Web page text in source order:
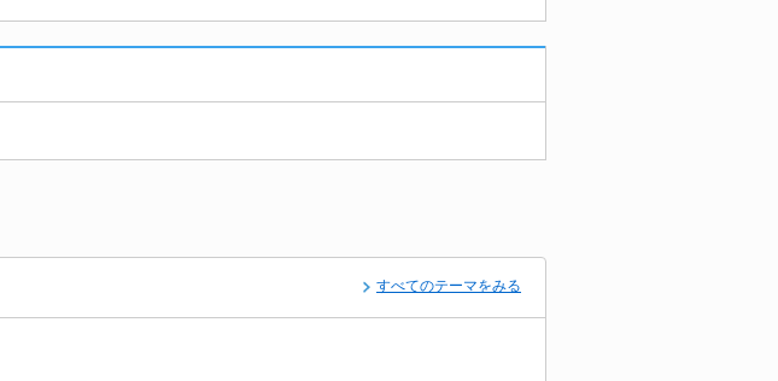
すべてのテーマをみる